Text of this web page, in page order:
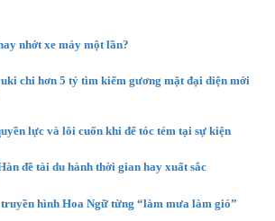
nhớt xe máy một lần?
chi hơn 5 tỷ tìm kiếm gương mặt đại diện mới
lực và lôi cuốn khi để tóc tém tại sự kiện
đề tài du hành thời gian hay xuất sắc
hình Hoa Ngữ từng “làm mưa làm gió”